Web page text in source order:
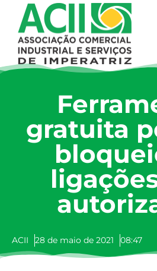
gratuita
ACII 28 de maio de 2021 08:47